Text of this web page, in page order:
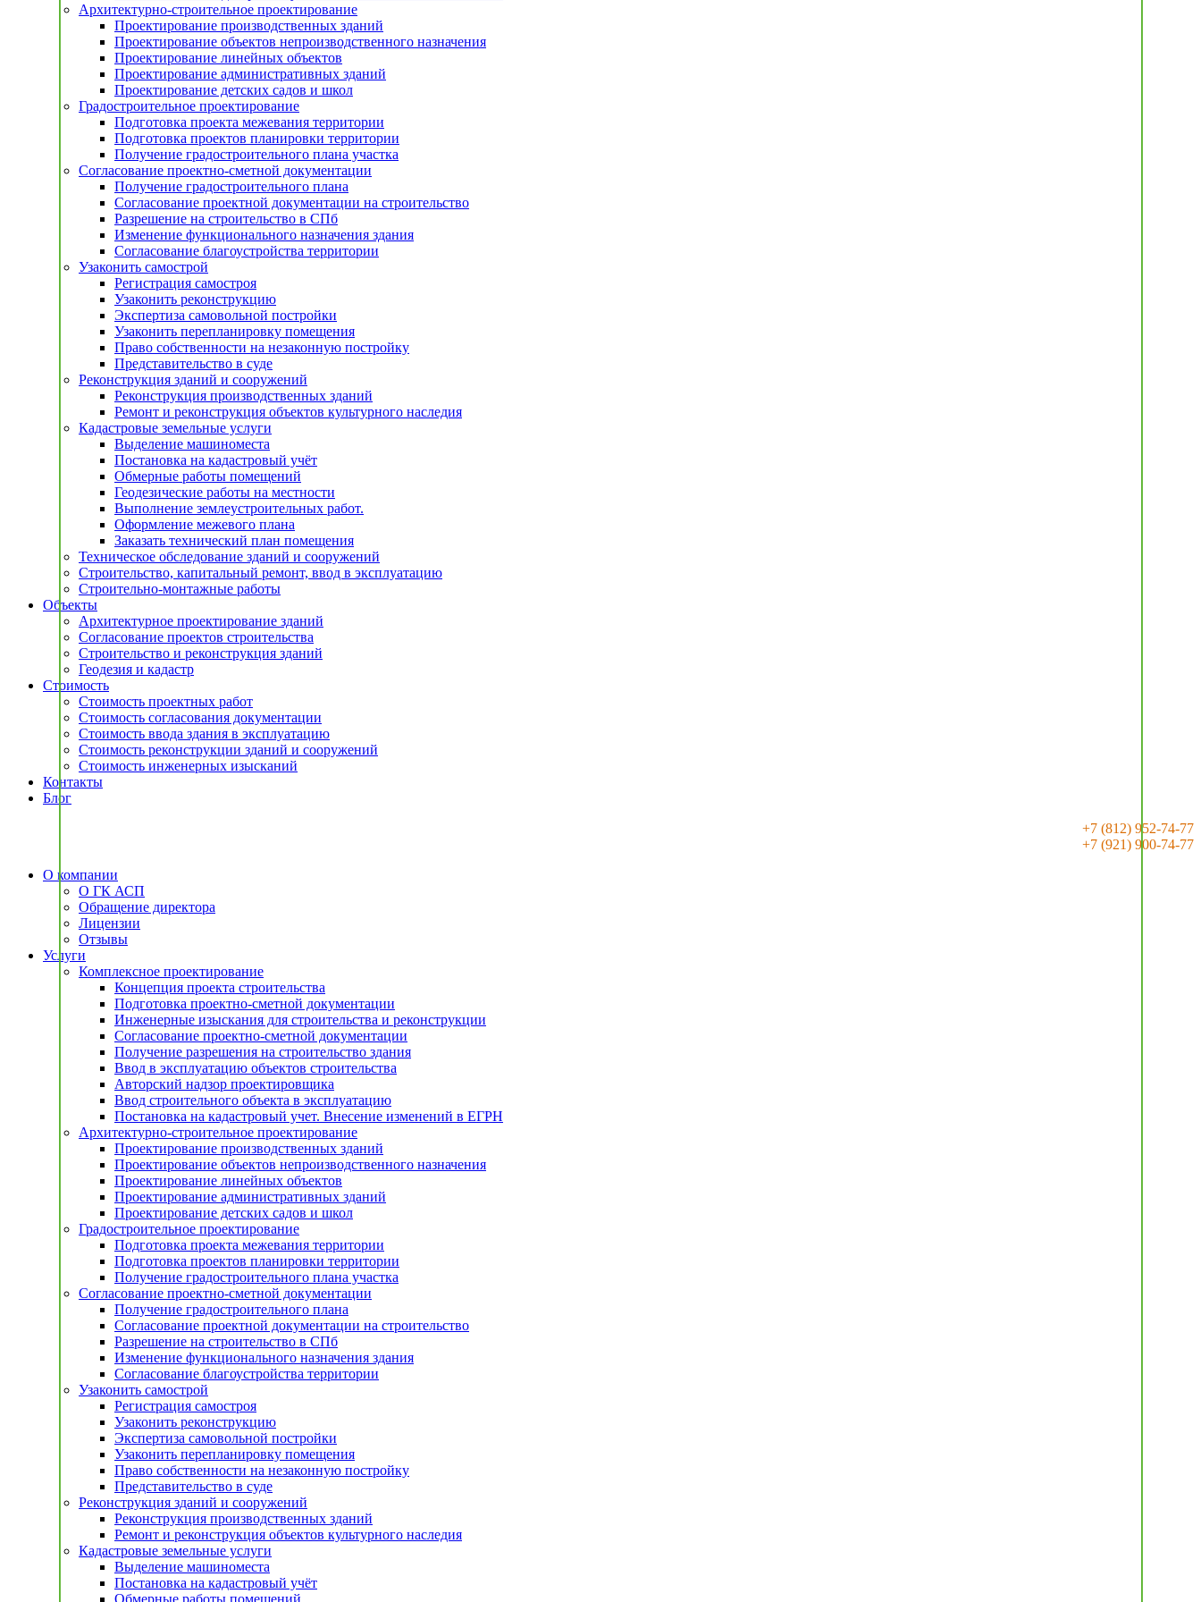
Архитектурно-строительное проектирование
Проектирование производственных зданий
Проектирование объектов непроизводственного назначения
Проектирование линейных объектов
Проектирование административных зданий
Проектирование детских садов и школ
Градостроительное проектирование
Подготовка проекта межевания территории
Подготовка проектов планировки территории
Получение градостроительного плана участка
Согласование проектно-сметной документации
Получение градостроительного плана
Согласование проектной документации на строительство
Разрешение на строительство в СПб
Изменение функционального назначения здания
Согласование благоустройства территории
Узаконить самострой
Регистрация самостроя
Узаконить реконструкцию
Экспертиза самовольной постройки
Узаконить перепланировку помещения
Право собственности на незаконную постройку
Представительство в суде
Реконструкция зданий и сооружений
Реконструкция производственных зданий
Ремонт и реконструкция объектов культурного наследия
Кадастровые земельные услуги
Выделение машиноместа
Постановка на кадастровый учёт
Обмерные работы помещений
Геодезические работы на местности
Выполнение землеустроительных работ.
Оформление межевого плана
Заказать технический план помещения
Техническое обследование зданий и сооружений
Строительство, капитальный ремонт, ввод в эксплуатацию
Строительно-монтажные работы
Объекты
Архитектурное проектирование зданий
Согласование проектов строительства
Строительство и реконструкция зданий
Геодезия и кадастр
Стоимость
Стоимость проектных работ
Стоимость согласования документации
Стоимость ввода здания в эксплуатацию
Стоимость реконструкции зданий и сооружений
Стоимость инженерных изысканий
Контакты
Блог
+7 (812) 952-74-77
+7 (921) 900-74-77
О компании
О ГК АСП
Обращение директора
Лицензии
Отзывы
Услуги
Комплексное проектирование
Концепция проекта строительства
Подготовка проектно-сметной документации
Инженерные изыскания для строительства и реконструкции
Согласование проектно-сметной документации
Получение разрешения на строительство здания
Ввод в эксплуатацию объектов строительства
Авторский надзор проектировщика
Ввод строительного объекта в эксплуатацию
Постановка на кадастровый учет. Внесение изменений в ЕГРН
Архитектурно-строительное проектирование
Проектирование производственных зданий
Проектирование объектов непроизводственного назначения
Проектирование линейных объектов
Проектирование административных зданий
Проектирование детских садов и школ
Градостроительное проектирование
Подготовка проекта межевания территории
Подготовка проектов планировки территории
Получение градостроительного плана участка
Согласование проектно-сметной документации
Получение градостроительного плана
Согласование проектной документации на строительство
Разрешение на строительство в СПб
Изменение функционального назначения здания
Согласование благоустройства территории
Узаконить самострой
Регистрация самостроя
Узаконить реконструкцию
Экспертиза самовольной постройки
Узаконить перепланировку помещения
Право собственности на незаконную постройку
Представительство в суде
Реконструкция зданий и сооружений
Реконструкция производственных зданий
Ремонт и реконструкция объектов культурного наследия
Кадастровые земельные услуги
Выделение машиноместа
Постановка на кадастровый учёт
Обмерные работы помещений